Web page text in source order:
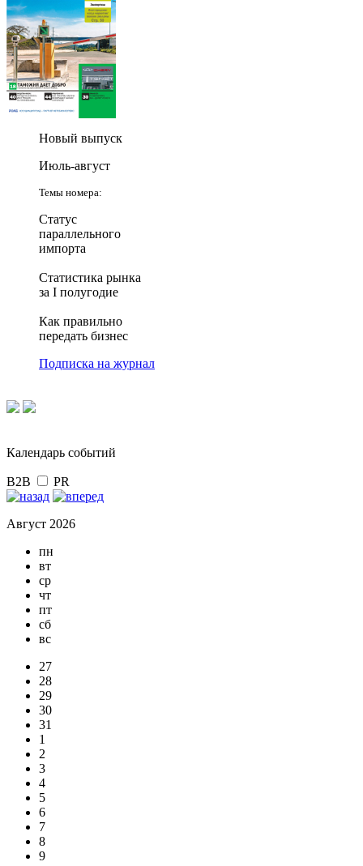
Новый выпуск
Июль-август
Темы номера:
Статус
параллельного
импорта
Статистика рынка
за I полугодие
Как правильно
передать бизнес
Подписка на журнал
Календарь событий
B2B PR
Август 2026
пн
вт
ср
чт
пт
сб
вс
27
28
29
30
31
1
2
3
4
5
6
7
8
9